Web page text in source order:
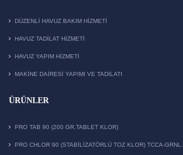
DÜZENLI HAVUZ BAKIM HIZMETI
HAVUZ TADILAT HIZMETI
HAVUZ YAPIM HIZMETI
MAKİNE DAİRESİ YAPIMI VE TADİLATI
ÜRÜNLER
PRO TAB 90 (200 GR.TABLET KLOR)
PRO CHLOR 90 (STABILIZATÖRLÜ TOZ KLOR) TCCA-GRNL.